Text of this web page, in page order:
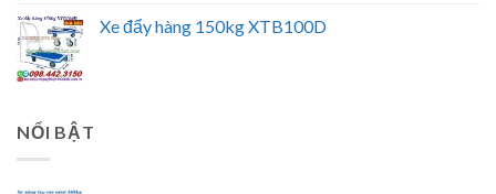
Xe đẩy hàng 150kg XTB100D
NỔI BẬT